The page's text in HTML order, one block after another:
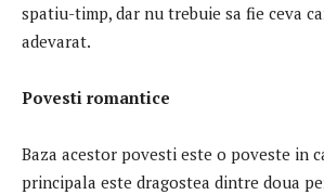
spatiu-timp, dar nu trebuie sa fie ceva
adevarat.
Povesti romantice
Baza acestor povesti este o poveste in
principala este dragostea dintre doua